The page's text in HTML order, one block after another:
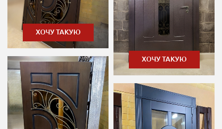
ХОЧУ ТАКУЮ
ХОЧУ ТАКУЮ